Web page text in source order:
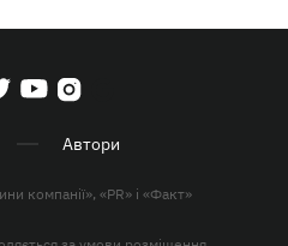
Автори
компанії», «PR» і «Факт»